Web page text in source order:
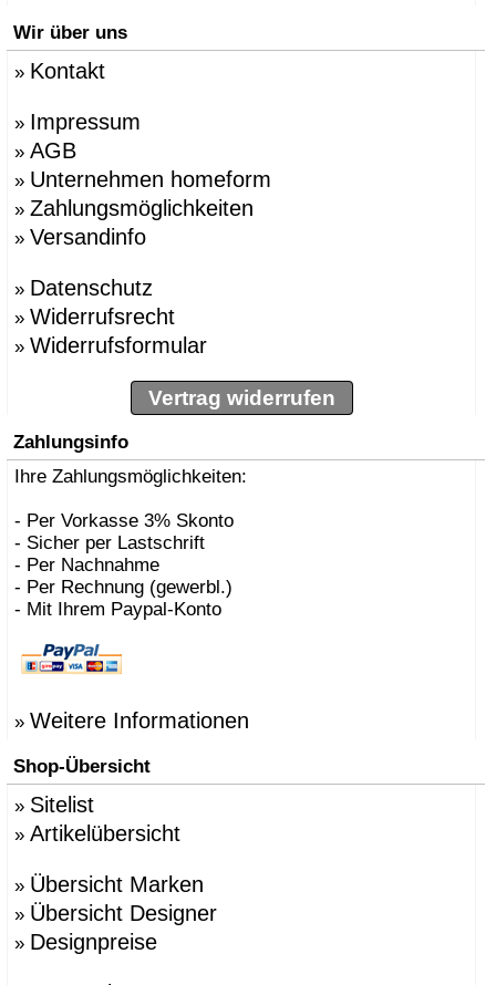
Wir über uns
» Kontakt
» Impressum
» AGB
» Unternehmen homeform
» Zahlungsmöglichkeiten
» Versandinfo
» Datenschutz
» Widerrufsrecht
» Widerrufsformular
Vertrag widerrufen
Zahlungsinfo
Ihre Zahlungsmöglichkeiten:
- Per Vorkasse 3% Skonto
- Sicher per Lastschrift
- Per Nachnahme
- Per Rechnung (gewerbl.)
- Mit Ihrem Paypal-Konto
» Weitere Informationen
Shop-Übersicht
» Sitelist
» Artikelübersicht
» Übersicht Marken
» Übersicht Designer
» Designpreise